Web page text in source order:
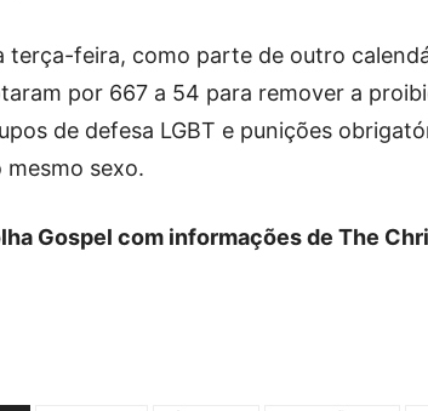
terça-feira, como parte de outro
por 667 a 54 para remover a
de defesa LGBT e punições
mesmo sexo.
Gospel com informações de The